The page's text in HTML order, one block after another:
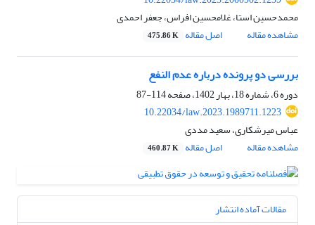
محمدحسین استا، غلامحسین افراس، جعفر احمدی
مشاهده مقاله
اصل مقاله 475.86 K
بررسی دو پرونده درباره عدم النفع
دوره 6، شماره 18، بهار 1402، صفحه
114-87
10.22034/law.2023.1989711.1223
عباس میرشکاری، سعید مددی
مشاهده مقاله
اصل مقاله 460.87 K
مقالات آماده انتشار